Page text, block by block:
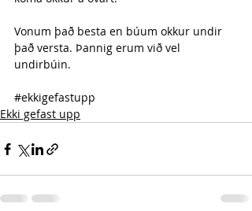
Vonum það besta en búum okkur undir
það versta. Þannig erum við vel
undirbúin.
#ekkigefastupp
Ekki gefast upp